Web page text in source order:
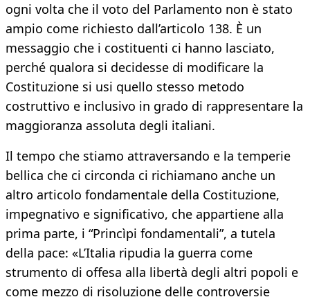
ogni volta che il voto del Parlamento non è stato
ampio come richiesto dall’articolo 138. È un
messaggio che i costituenti ci hanno lasciato,
perché qualora si decidesse di modificare la
Costituzione si usi quello stesso metodo
costruttivo e inclusivo in grado di rappresentare la
maggioranza assoluta degli italiani.
Il tempo che stiamo attraversando e la temperie
bellica che ci circonda ci richiamano anche un
altro articolo fondamentale della Costituzione,
impegnativo e significativo, che appartiene alla
prima parte, i “Princìpi fondamentali”, a tutela
della pace: «L’Italia ripudia la guerra come
strumento di offesa alla libertà degli altri popoli e
come mezzo di risoluzione delle controversie